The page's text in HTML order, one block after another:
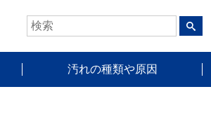
汚れの種類や原因